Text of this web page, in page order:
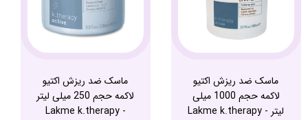
ماسک ضد ریزش اکتیو
لاکمه حجم 1000 میلی
لیتر - Lakme k.therapy
ماسک ضد ریزش اکتیو
لاکمه حجم 250 میلی لیتر
- Lakme k.therapy